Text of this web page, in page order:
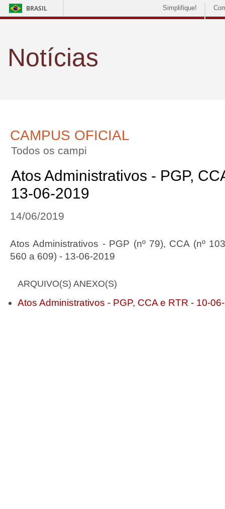
BRASIL Simplifique!
Notícias
CAMPUS OFICIAL
Todos os campi
Atos Administrativos - PGP,
13-06-2019
14/06/2019
Atos Administrativos - PGP (nº 79), CCA (nº
560 a 609) - 13-06-2019
ARQUIVO(S) ANEXO(S)
Atos Administrativos - PGP, CCA e RTR - 10-